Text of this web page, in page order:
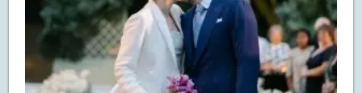
DE NOIVA PRA NOIVA
S.O.S CASADAS
FALE COM O SAY I DO